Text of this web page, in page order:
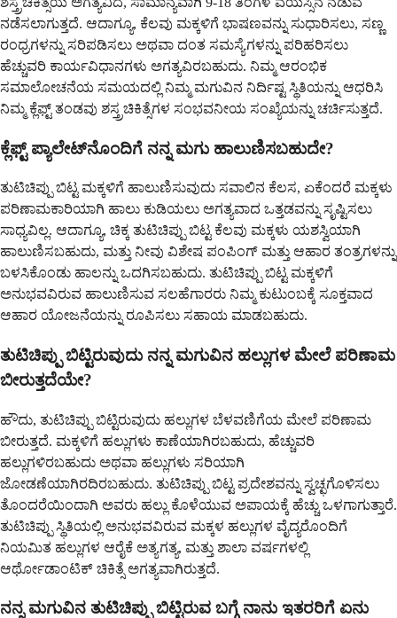
ನಡೆಸಲಾಗುತ್ತದೆ. ಆದಾಗ್ಯೂ, ಕೆಲವು ಮಕ್ಕಳಿಗೆ ಭಾಷಣವನ್ನು ಸುಧಾರಿಸಲು, ಸಣ್ಣ
ರಂಧ್ರಗಳನ್ನು ಸರಿಪಡಿಸಲು ಅಥವಾ ದಂತ ಸಮಸ್ಯೆಗಳನ್ನು ಪರಿಹರಿಸಲು
ಹೆಚ್ಚುವರಿ ಕಾರ್ಯವಿಧಾನಗಳು ಅಗತ್ಯವಿರಬಹುದು. ನಿಮ್ಮ ಆರಂಭಿಕ
ಸಮಾಲೋಚನೆಯ ಸಮಯದಲ್ಲಿ ನಿಮ್ಮ ಮಗುವಿನ ನಿರ್ದಿಷ್ಟ ಸ್ಥಿತಿಯನ್ನು ಆಧರಿಸಿ
ನಿಮ್ಮ ಕ್ಲೆಫ್ಟ್ ತಂಡವು ಶಸ್ತ್ರಚಿಕಿತ್ಸೆಗಳ ಸಂಭವನೀಯ ಸಂಖ್ಯೆಯನ್ನು ಚರ್ಚಿಸುತ್ತದೆ.
ಕ್ಲೆಫ್ಟ್ ಪ್ಯಾಲೇಟ್‌ನೊಂದಿಗೆ ನನ್ನ ಮಗು ಹಾಲುಣಿಸಬಹುದೇ?
ತುಟಿಚಿಪ್ಪು ಬಿಟ್ಟ ಮಕ್ಕಳಿಗೆ ಹಾಲುಣಿಸುವುದು ಸವಾಲಿನ ಕೆಲಸ, ಏಕೆಂದರೆ ಮಕ್ಕಳು
ಪರಿಣಾಮಕಾರಿಯಾಗಿ ಹಾಲು ಕುಡಿಯಲು ಅಗತ್ಯವಾದ ಒತ್ತಡವನ್ನು ಸೃಷ್ಟಿಸಲು
ಸಾಧ್ಯವಿಲ್ಲ. ಆದಾಗ್ಯೂ, ಚಿಕ್ಕ ತುಟಿಚಿಪ್ಪು ಬಿಟ್ಟ ಕೆಲವು ಮಕ್ಕಳು ಯಶಸ್ವಿಯಾಗಿ
ಹಾಲುಣಿಸಬಹುದು, ಮತ್ತು ನೀವು ವಿಶೇಷ ಪಂಪಿಂಗ್ ಮತ್ತು ಆಹಾರ ತಂತ್ರಗಳನ್ನು
ಬಳಸಿಕೊಂಡು ಹಾಲನ್ನು ಒದಗಿಸಬಹುದು. ತುಟಿಚಿಪ್ಪು ಬಿಟ್ಟ ಮಕ್ಕಳಿಗೆ
ಅನುಭವವಿರುವ ಹಾಲುಣಿಸುವ ಸಲಹೆಗಾರರು ನಿಮ್ಮ ಕುಟುಂಬಕ್ಕೆ ಸೂಕ್ತವಾದ
ಆಹಾರ ಯೋಜನೆಯನ್ನು ರೂಪಿಸಲು ಸಹಾಯ ಮಾಡಬಹುದು.
ತುಟಿಚಿಪ್ಪು ಬಿಟ್ಟಿರುವುದು ನನ್ನ ಮಗುವಿನ ಹಲ್ಲುಗಳ ಮೇಲೆ ಪರಿಣಾಮ
ಬೀರುತ್ತದೆಯೇ?
ಹೌದು, ತುಟಿಚಿಪ್ಪು ಬಿಟ್ಟಿರುವುದು ಹಲ್ಲುಗಳ ಬೆಳವಣಿಗೆಯ ಮೇಲೆ ಪರಿಣಾಮ
ಬೀರುತ್ತದೆ. ಮಕ್ಕಳಿಗೆ ಹಲ್ಲುಗಳು ಕಾಣೆಯಾಗಿರಬಹುದು, ಹೆಚ್ಚುವರಿ
ಹಲ್ಲುಗಳಿರಬಹುದು ಅಥವಾ ಹಲ್ಲುಗಳು ಸರಿಯಾಗಿ
ಜೋಡಣೆಯಾಗಿರದಿರಬಹುದು. ತುಟಿಚಿಪ್ಪು ಬಿಟ್ಟ ಪ್ರದೇಶವನ್ನು ಸ್ವಚ್ಛಗೊಳಿಸಲು
ತೊಂದರೆಯಿಂದಾಗಿ ಅವರು ಹಲ್ಲು ಕೊಳೆಯುವ ಅಪಾಯಕ್ಕೆ ಹೆಚ್ಚು ಒಳಗಾಗುತ್ತಾರೆ.
ತುಟಿಚಿಪ್ಪು ಸ್ಥಿತಿಯಲ್ಲಿ ಅನುಭವವಿರುವ ಮಕ್ಕಳ ಹಲ್ಲುಗಳ ವೈದ್ಯರೊಂದಿಗೆ
ನಿಯಮಿತ ಹಲ್ಲುಗಳ ಆರೈಕೆ ಅತ್ಯಗತ್ಯ, ಮತ್ತು ಶಾಲಾ ವರ್ಷಗಳಲ್ಲಿ
ಆರ್ಥೋಡಾಂಟಿಕ್ ಚಿಕಿತ್ಸೆ ಅಗತ್ಯವಾಗಿರುತ್ತದೆ.
ನನ್ನ ಮಗುವಿನ ತುಟಿಚಿಪ್ಪು ಬಿಟ್ಟಿರುವ ಬಗ್ಗೆ ನಾನು ಇತರರಿಗೆ ಏನು